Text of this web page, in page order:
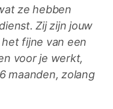
ze hebben
Zij zijn jouw
fijne van een
voor je werkt,
maanden, zolang